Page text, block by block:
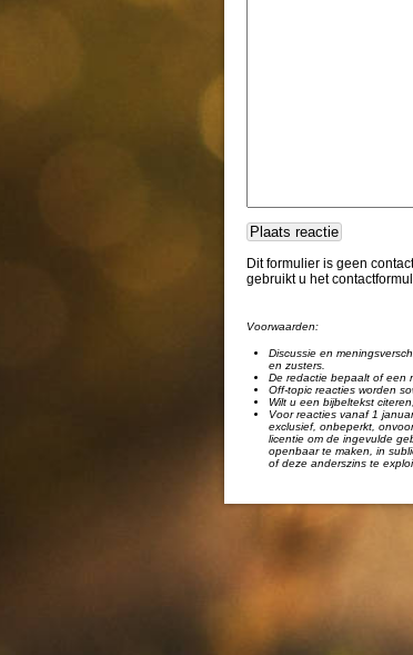
Dit formulier is geen
gebruikt u het
Voorwaarden:
Discussie en
en zusters.
De redactie bepaalt of een
Off-topic reacties worden
Wilt u een bijbeltekst
Voor reacties vanaf 1
exclusief, onbeperkt,
licentie om de ingevulde
openbaar te maken, in
of deze anderszins te